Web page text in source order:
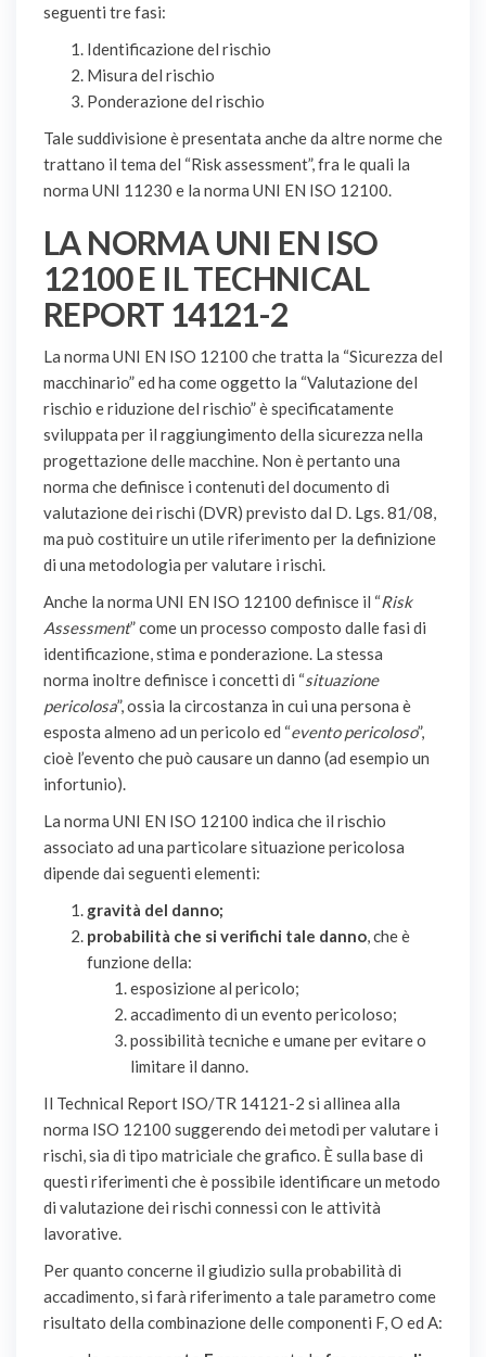
seguenti tre fasi:
Identificazione del rischio
Misura del rischio
Ponderazione del rischio
Tale suddivisione è presentata anche da altre norme che
trattano il tema del “Risk assessment”, fra le quali la
norma UNI 11230 e la norma UNI EN ISO 12100.
LA NORMA UNI EN ISO
12100 E IL TECHNICAL
REPORT 14121-2
La norma UNI EN ISO 12100 che tratta la “Sicurezza del
macchinario” ed ha come oggetto la “Valutazione del
rischio e riduzione del rischio” è specificatamente
sviluppata per il raggiungimento della sicurezza nella
progettazione delle macchine. Non è pertanto una
norma che definisce i contenuti del documento di
valutazione dei rischi (DVR) previsto dal D. Lgs. 81/08,
ma può costituire un utile riferimento per la definizione
di una metodologia per valutare i rischi.
Anche la norma UNI EN ISO 12100 definisce il “Risk
Assessment” come un processo composto dalle fasi di
identificazione, stima e ponderazione. La stessa
norma inoltre definisce i concetti di “situazione
pericolosa”, ossia la circostanza in cui una persona è
esposta almeno ad un pericolo ed “evento pericoloso”,
cioè l’evento che può causare un danno (ad esempio un
infortunio).
La norma UNI EN ISO 12100 indica che il rischio
associato ad una particolare situazione pericolosa
dipende dai seguenti elementi:
gravità del danno;
probabilità che si verifichi tale danno, che è
funzione della:
esposizione al pericolo;
accadimento di un evento pericoloso;
possibilità tecniche e umane per evitare o
limitare il danno.
Il Technical Report ISO/TR 14121-2 si allinea alla
norma ISO 12100 suggerendo dei metodi per valutare i
rischi, sia di tipo matriciale che grafico. È sulla base di
questi riferimenti che è possibile identificare un metodo
di valutazione dei rischi connessi con le attività
lavorative.
Per quanto concerne il giudizio sulla probabilità di
accadimento, si farà riferimento a tale parametro come
risultato della combinazione delle componenti F, O ed A: